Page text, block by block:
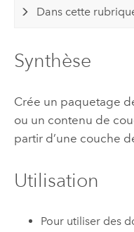
Dans cette
Synthèse
Crée un paquetage
ou un contenu de
partir d’une couche
Utilisation
Pour utiliser des